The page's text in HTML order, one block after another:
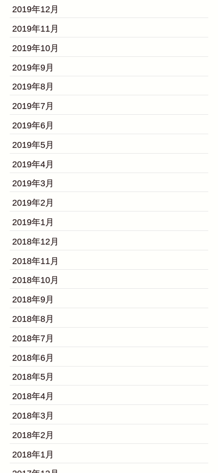
2019年12月
2019年11月
2019年10月
2019年9月
2019年8月
2019年7月
2019年6月
2019年5月
2019年4月
2019年3月
2019年2月
2019年1月
2018年12月
2018年11月
2018年10月
2018年9月
2018年8月
2018年7月
2018年6月
2018年5月
2018年4月
2018年3月
2018年2月
2018年1月